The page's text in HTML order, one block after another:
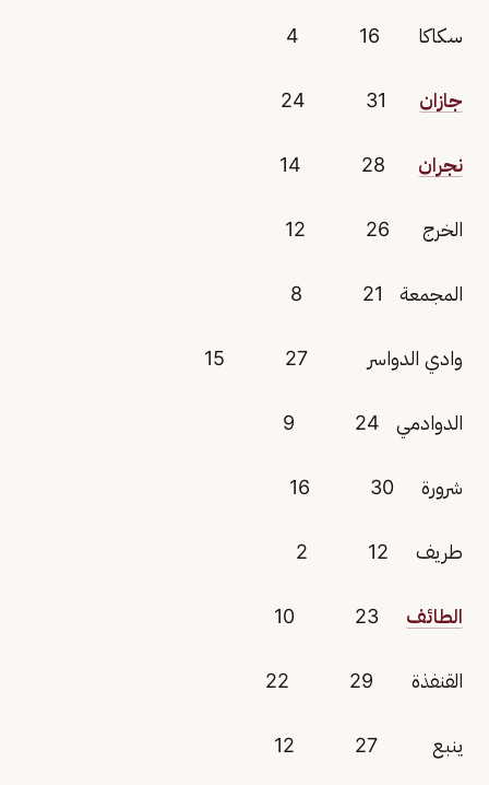
سكاكا 16 4
جازان
نجران
الخرج 26 12
المجمعة 21 8
وادي الدواسر 27 15
الدوادمي 24 9
شرورة 30 16
طريف 12 2
الطائف
القنفذة 29 22
ينبع 27 12